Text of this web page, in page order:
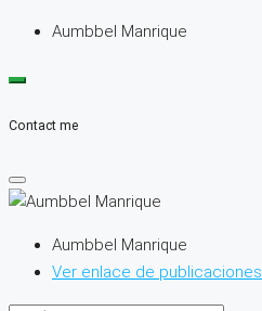
Aumbbel Manrique
Contact me
Aumbbel Manrique
Ver enlace de publicaciones